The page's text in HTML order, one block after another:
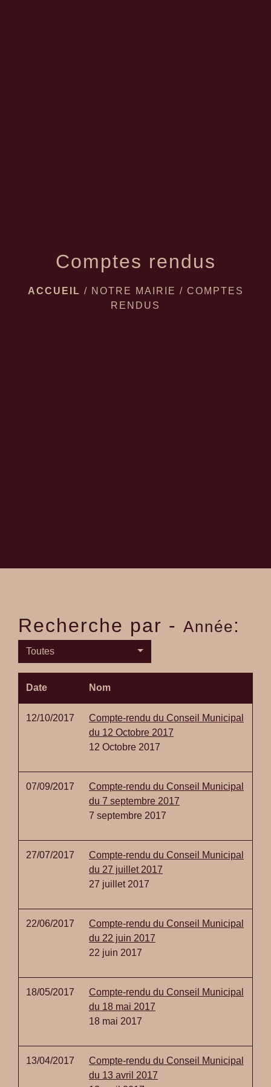
Comptes rendus
ACCUEIL / NOTRE MAIRIE / COMPTES
RENDUS
Recherche par - Année:
Toutes
Date Nom
12/10/2017
Compte-rendu du Conseil Municipal
du 12 Octobre 2017
12 Octobre 2017
07/09/2017
Compte-rendu du Conseil Municipal
du 7 septembre 2017
7 septembre 2017
27/07/2017
Compte-rendu du Conseil Municipal
du 27 juillet 2017
27 juillet 2017
22/06/2017
Compte-rendu du Conseil Municipal
du 22 juin 2017
22 juin 2017
18/05/2017
Compte-rendu du Conseil Municipal
du 18 mai 2017
18 mai 2017
13/04/2017
Compte-rendu du Conseil Municipal
du 13 avril 2017